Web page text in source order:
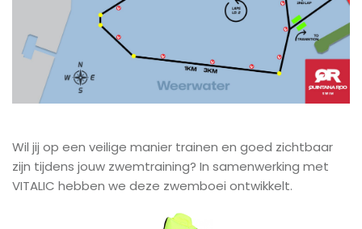
Wil jij op een veilige manier trainen en goed zichtbaar
zijn tijdens jouw zwemtraining? In samenwerking met
VITALIC hebben we deze zwemboei ontwikkelt.